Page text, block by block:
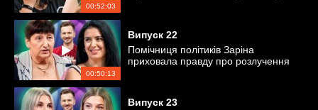
00:52:03
00:50:13
Випуск 22
Помічниця політиків Заріна
приховала правду про розлучення
Випуск 23